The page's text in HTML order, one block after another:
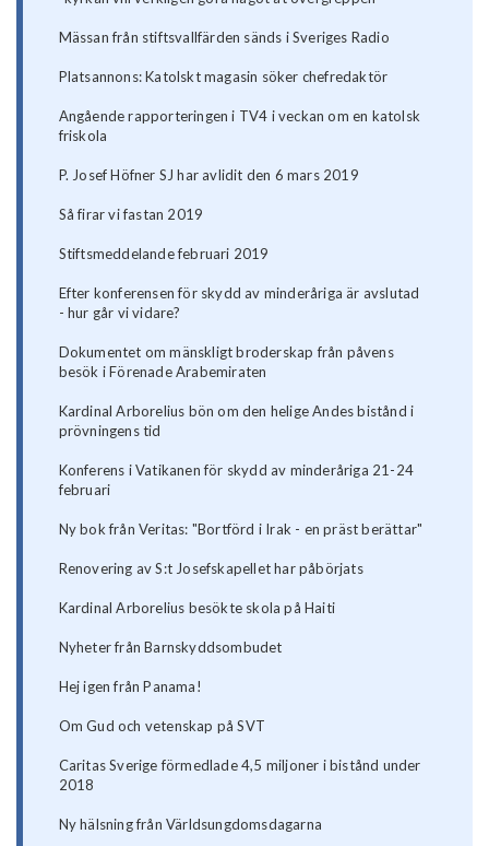
Mässan från stiftsvallfärden sänds i Sveriges Radio
Platsannons: Katolskt magasin söker chefredaktör
Angående rapporteringen i TV4 i veckan om en katolsk
friskola
P. Josef Höfner SJ har avlidit den 6 mars 2019
Så firar vi fastan 2019
Stiftsmeddelande februari 2019
Efter konferensen för skydd av minderåriga är avslutad
- hur går vi vidare?
Dokumentet om mänskligt broderskap från påvens
besök i Förenade Arabemiraten
Kardinal Arborelius bön om den helige Andes bistånd i
prövningens tid
Konferens i Vatikanen för skydd av minderåriga 21-24
februari
Ny bok från Veritas: "Bortförd i Irak - en präst berättar"
Renovering av S:t Josefskapellet har påbörjats
Kardinal Arborelius besökte skola på Haiti
Nyheter från Barnskyddsombudet
Hej igen från Panama!
Om Gud och vetenskap på SVT
Caritas Sverige förmedlade 4,5 miljoner i bistånd under
2018
Ny hälsning från Världsungdomsdagarna